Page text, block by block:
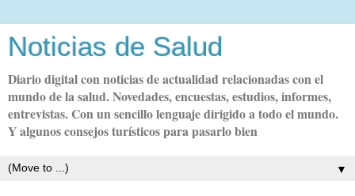
Noticias de Salud
Diario digital con noticias de actualidad relacionadas con el
mundo de la salud. Novedades, encuestas, estudios, informes,
entrevistas. Con un sencillo lenguaje dirigido a todo el mundo.
Y algunos consejos turísticos para pasarlo bien
▼